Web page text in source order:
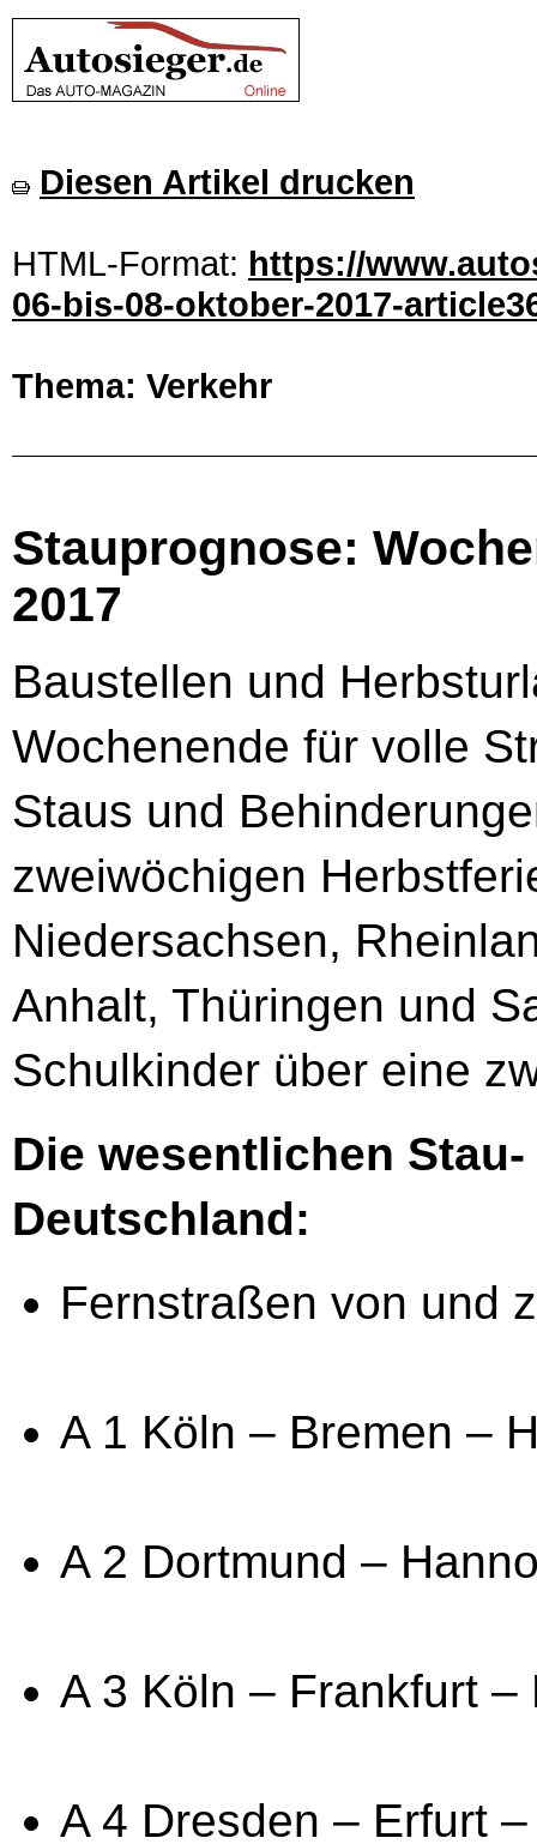
Diesen Artikel drucken
HTML-Format: https://
06-bis-08-oktober-2017-
Thema: Verkehr
Stauprognose:
2017
Baustellen und
Wochenende für volle
Staus und
zweiwöchigen
Niedersachsen,
Anhalt, Thüringen und
Schulkinder über eine
Die wesentlichen
Deutschland:
Fernstraßen von und
A 1 Köln – Bremen –
A 2 Dortmund –
A 3 Köln – Frankfurt
A 4 Dresden – Erfurt